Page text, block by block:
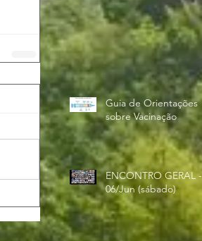
Guia de Orientações
sobre Vacinação
ENCONTRO GERAL -
06/Jun (sábado)